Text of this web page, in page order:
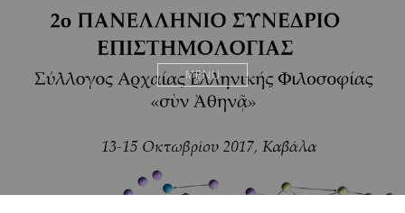
MENU